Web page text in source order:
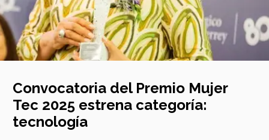
Convocatoria del Premio Mujer
Tec 2025 estrena categoría:
tecnología